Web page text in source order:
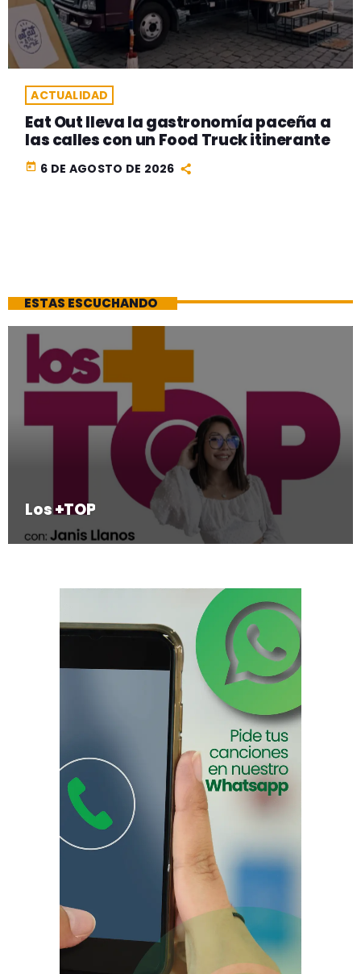
ACTUALIDAD
Eat Out lleva la gastronomía paceña a
las calles con un Food Truck itinerante
today 6 DE AGOSTO DE 2026
ESTAS ESCUCHANDO
Los +TOP